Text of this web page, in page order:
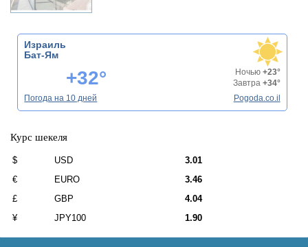
Израиль
Бат-Ям
+32° Ночью +23°
Завтра +34°
Погода на 10 дней
Pogoda.co.il
Курс шекеля
$ USD
3.01
€
EURO
3.46
£
GBP
4.04
¥
JPY100 1.90